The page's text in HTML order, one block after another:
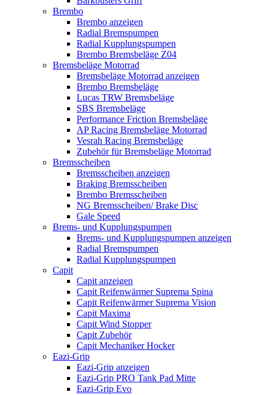
Brembo
Brembo anzeigen
Radial Bremspumpen
Radial Kupplungspumpen
Brembo Bremsbeläge Z04
Bremsbeläge Motorrad
Bremsbeläge Motorrad anzeigen
Brembo Bremsbeläge
Lucas TRW Bremsbeläge
SBS Bremsbeläge
Performance Friction Bremsbeläge
AP Racing Bremsbeläge Motorrad
Vesrah Racing Bremsbeläge
Zubehör für Bremsbeläge Motorrad
Bremsscheiben
Bremsscheiben anzeigen
Braking Bremsscheiben
Brembo Bremsscheiben
NG Bremsscheiben/ Brake Disc
Gale Speed
Brems- und Kupplungspumpen
Brems- und Kupplungspumpen anzeigen
Radial Bremspumpen
Radial Kupplungspumpen
Capit
Capit anzeigen
Capit Reifenwärmer Suprema Spina
Capit Reifenwärmer Suprema Vision
Capit Maxima
Capit Wind Stopper
Capit Zubehör
Capit Mechaniker Hocker
Eazi-Grip
Eazi-Grip anzeigen
Eazi-Grip PRO Tank Pad Mitte
Eazi-Grip Evo